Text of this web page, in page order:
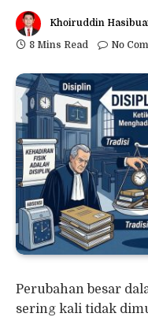
Khoiruddin
8 Mins Read
No
Perubahan besar
sering kali tidak